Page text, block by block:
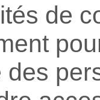
de
des